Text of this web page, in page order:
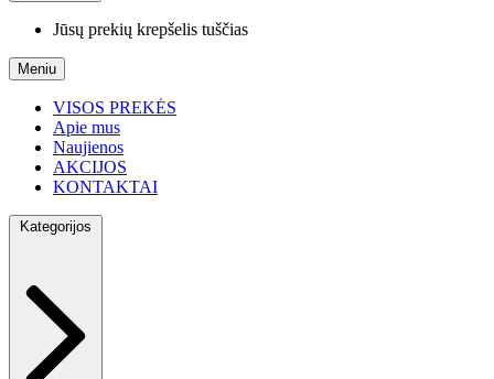
Jūsų prekių krepšelis tuščias
Meniu
VISOS PREKĖS
Apie mus
Naujienos
AKCIJOS
KONTAKTAI
Kategorijos